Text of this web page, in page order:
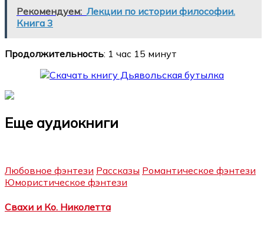
Рекомендуем: Лекции по истории философии.
Книга 3
Продолжительность: 1 час 15 минут
Еще аудиокниги
Любовное фэнтези Рассказы Романтическое фэнтези
Юмористическое фэнтези
Свахи и Ко. Николетта